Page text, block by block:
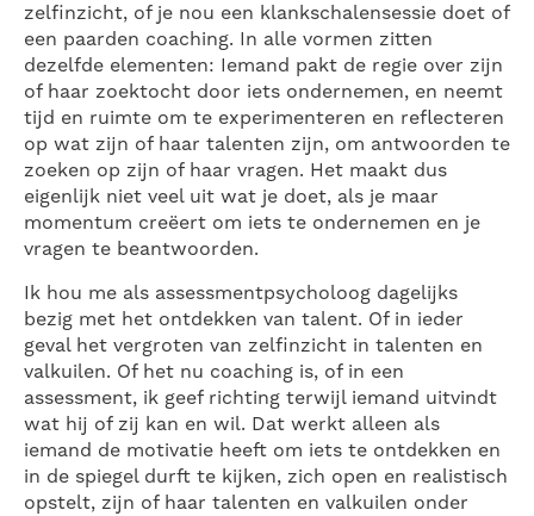
zelfinzicht, of je nou een klankschalensessie doet of
een paarden coaching. In alle vormen zitten
dezelfde elementen: Iemand pakt de regie over zijn
of haar zoektocht door iets ondernemen, en neemt
tijd en ruimte om te experimenteren en reflecteren
op wat zijn of haar talenten zijn, om antwoorden te
zoeken op zijn of haar vragen. Het maakt dus
eigenlijk niet veel uit wat je doet, als je maar
momentum creëert om iets te ondernemen en je
vragen te beantwoorden.
Ik hou me als assessmentpsycholoog dagelijks
bezig met het ontdekken van talent. Of in ieder
geval het vergroten van zelfinzicht in talenten en
valkuilen. Of het nu coaching is, of in een
assessment, ik geef richting terwijl iemand uitvindt
wat hij of zij kan en wil. Dat werkt alleen als
iemand de motivatie heeft om iets te ontdekken en
in de spiegel durft te kijken, zich open en realistisch
opstelt, zijn of haar talenten en valkuilen onder